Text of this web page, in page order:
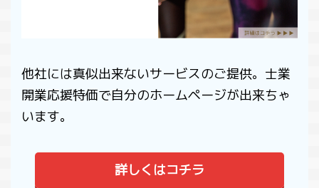
他社には真似出来ないサービスのご提供。士業
開業応援特価で自分のホームページが出来ちゃ
います。
詳しくはコチラ